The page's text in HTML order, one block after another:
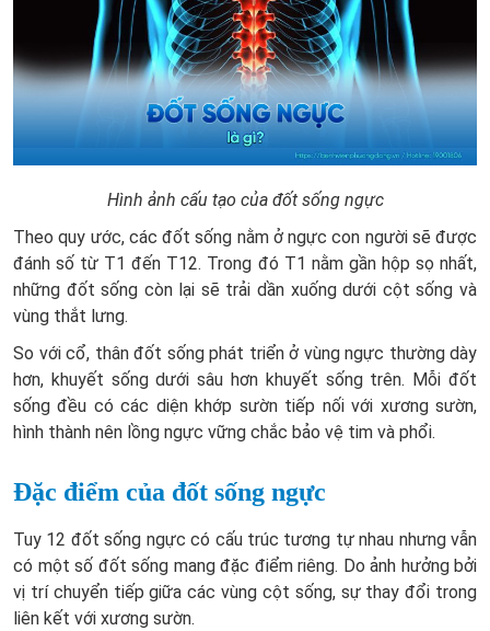
Hình ảnh cấu tạo của đốt sống ngực
Theo quy ước, các đốt sống nằm ở ngực con người sẽ được
đánh số từ T1 đến T12. Trong đó T1 nằm gần hộp sọ nhất,
những đốt sống còn lại sẽ trải dần xuống dưới cột sống và
vùng thắt lưng.
So với cổ, thân đốt sống phát triển ở vùng ngực thường dày
hơn, khuyết sống dưới sâu hơn khuyết sống trên. Mỗi đốt
sống đều có các diện khớp sườn tiếp nối với xương sườn,
hình thành nên lồng ngực vững chắc bảo vệ tim và phổi.
Đặc điểm của đốt sống ngực
Tuy 12 đốt sống ngực có cấu trúc tương tự nhau nhưng vẫn
có một số đốt sống mang đặc điểm riêng. Do ảnh hưởng bởi
vị trí chuyển tiếp giữa các vùng cột sống, sự thay đổi trong
liên kết với xương sườn.